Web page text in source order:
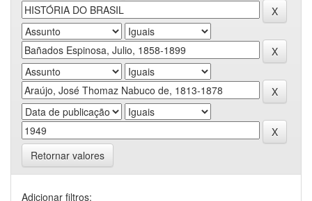
Retornar valores
Adicionar filtros: